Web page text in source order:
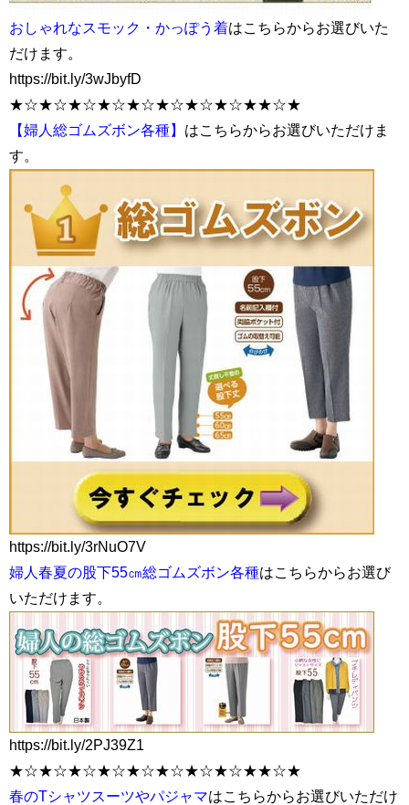
おしゃれなスモック・かっぽう着はこちらからお選びいた
だけます。
https://bit.ly/3wJbyfD
★☆★☆★☆★☆★☆★☆★☆★☆★★☆★
【婦人総ゴムズボン各種】 はこちらからお選びいただけま
す。
https://bit.ly/3rNuO7V
婦人春夏の股下55㎝総ゴムズボン各種はこちらからお選び
いただけます。
https://bit.ly/2PJ39Z1
★☆★☆★☆★☆★☆★☆★☆★☆★★☆★
春のTシャツスーツやパジャマはこちらからお選びいただけ